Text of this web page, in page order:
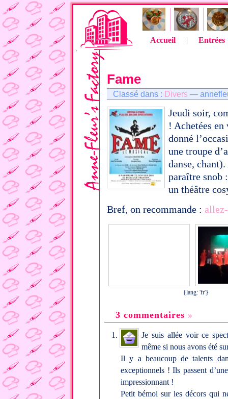
Accueil | Entrées
Fame
Classé dans : Divers —
Jeudi soir,
! Achetées
donné
une troupe
danse,
paraître snob
un théâtre
Bref, on recommande :
{lang: 'fr'}
3 commentaires »
Je suis allée voir ce
même si nous avons été
Il y a beaucoup de talents
exceptionnels ! Ils passent
impressionnant !
Petit bémol sur les décors qui